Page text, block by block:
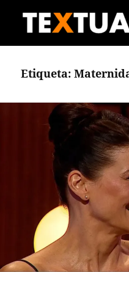
Etiqueta: